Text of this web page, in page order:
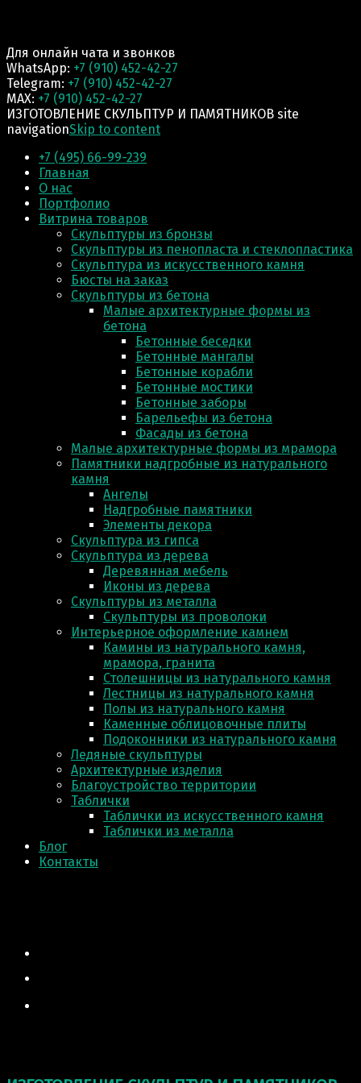
Для онлайн чата и звонков
WhatsApp: +7 (910) 452-42-27
Telegram: +7 (910) 452-42-27
MAX: +7 (910) 452-42-27
ИЗГОТОВЛЕНИЕ СКУЛЬПТУР И ПАМЯТНИКОВ site
navigationSkip to content
+7 (495) 66-99-239
Главная
О нас
Портфолио
Витрина товаров
Скульптуры из бронзы
Скульптуры из пенопласта и стеклопластика
Скульптура из искусственного камня
Бюсты на заказ
Скульптуры из бетона
Малые архитектурные формы из
бетона
Бетонные беседки
Бетонные мангалы
Бетонные корабли
Бетонные мостики
Бетонные заборы
Барельефы из бетона
Фасады из бетона
Малые архитектурные формы из мрамора
Памятники надгробные из натурального
камня
Ангелы
Надгробные памятники
Элементы декора
Скульптура из гипса
Скульптура из деревa
Деревянная мебель
Иконы из дерева
Скульптуры из металла
Скульптуры из проволоки
Интерьерное оформление камнем
Камины из натурального камня,
мрамора, гранита
Столешницы из натурального камня
Лестницы из натурального камня
Полы из натурального камня
Каменные облицовочные плиты
Подоконники из натурального камня
Ледяные скульптуры
Архитектурные изделия
Благоустройство территории
Таблички
Таблички из искусственного камня
Таблички из металла
Блог
Контакты